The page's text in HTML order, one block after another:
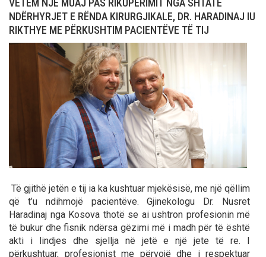
VETËM NJË MUAJ PAS RIKUPERIMIT NGA SHTATË
NDËRHYRJET E RËNDA KIRURGJIKALE, DR. HARADINAJ IU
RIKTHYE ME PËRKUSHTIM PACIENTËVE TË TIJ
Të gjithë jetën e tij ia ka kushtuar mjekësisë, me një qëllim
që t’u ndihmojë pacientëve. Gjinekologu Dr. Nusret
Haradinaj nga Kosova thotë se ai ushtron profesionin më
të bukur dhe fisnik ndërsa gëzimi më i madh për të është
akti i lindjes dhe sjellja në jetë e një jete të re. I
përkushtuar, profesionist me përvojë dhe i respektuar